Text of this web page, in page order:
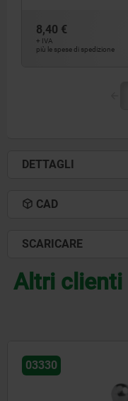
8,40 €
+ IVA
più le spese di spedizione
DETTAGLI
CAD
SCARICARE
Altri clienti
03331